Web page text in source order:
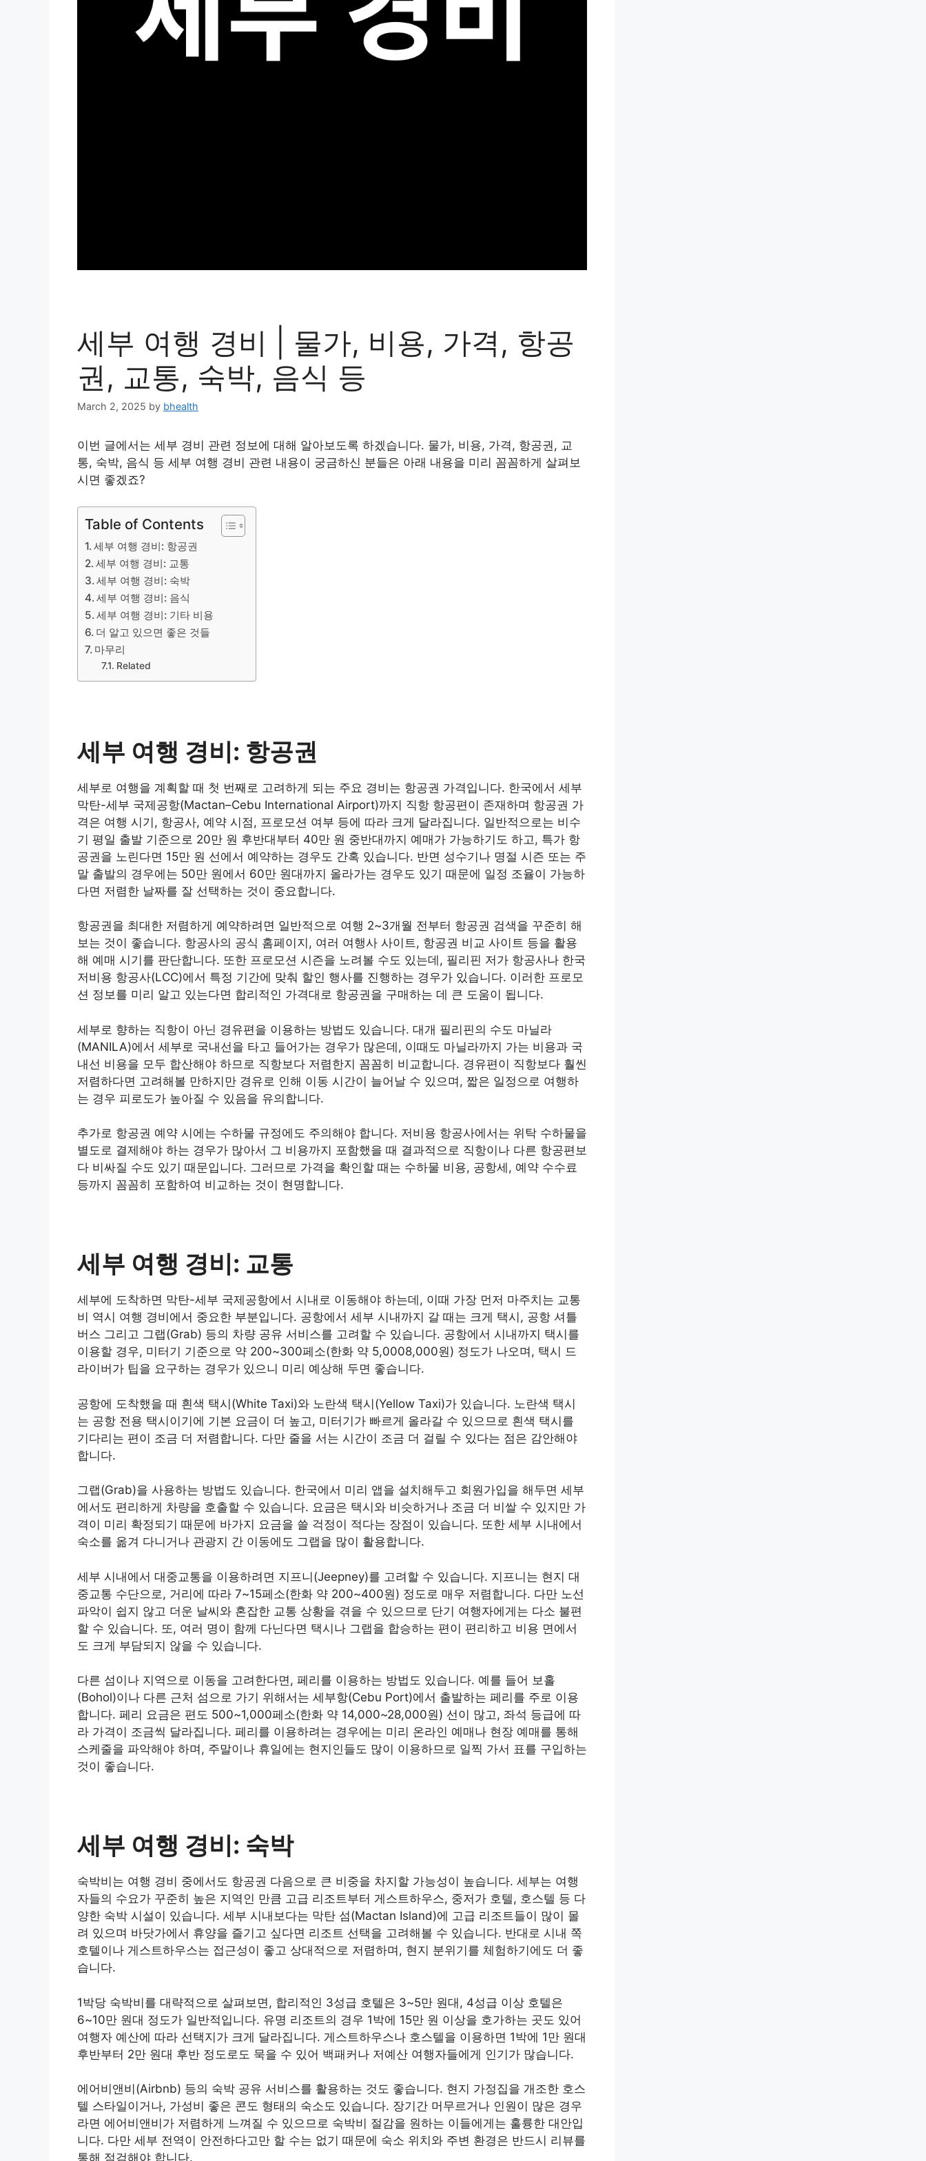
세부 여행 경비 | 물가, 비용, 가격, 항공
권, 교통, 숙박, 음식 등
March 2, 2025 by bhealth
이번 글에서는 세부 경비 관련 정보에 대해 알아보도록 하겠습니다. 물가, 비용, 가격, 항공권, 교
통, 숙박, 음식 등 세부 여행 경비 관련 내용이 궁금하신 분들은 아래 내용을 미리 꼼꼼하게 살펴보
시면 좋겠죠?
Table of Contents
세부 여행 경비: 항공권
세부 여행 경비: 교통
세부 여행 경비: 숙박
세부 여행 경비: 음식
세부 여행 경비: 기타 비용
더 알고 있으면 좋은 것들
마무리
Related
세부 여행 경비: 항공권
세부로 여행을 계획할 때 첫 번째로 고려하게 되는 주요 경비는 항공권 가격입니다. 한국에서 세부
막탄-세부 국제공항(Mactan–Cebu International Airport)까지 직항 항공편이 존재하며 항공권 가
격은 여행 시기, 항공사, 예약 시점, 프로모션 여부 등에 따라 크게 달라집니다. 일반적으로는 비수
기 평일 출발 기준으로 20만 원 후반대부터 40만 원 중반대까지 예매가 가능하기도 하고, 특가 항
공권을 노린다면 15만 원 선에서 예약하는 경우도 간혹 있습니다. 반면 성수기나 명절 시즌 또는 주
말 출발의 경우에는 50만 원에서 60만 원대까지 올라가는 경우도 있기 때문에 일정 조율이 가능하
다면 저렴한 날짜를 잘 선택하는 것이 중요합니다.
항공권을 최대한 저렴하게 예약하려면 일반적으로 여행 2~3개월 전부터 항공권 검색을 꾸준히 해
보는 것이 좋습니다. 항공사의 공식 홈페이지, 여러 여행사 사이트, 항공권 비교 사이트 등을 활용
해 예매 시기를 판단합니다. 또한 프로모션 시즌을 노려볼 수도 있는데, 필리핀 저가 항공사나 한국
저비용 항공사(LCC)에서 특정 기간에 맞춰 할인 행사를 진행하는 경우가 있습니다. 이러한 프로모
션 정보를 미리 알고 있는다면 합리적인 가격대로 항공권을 구매하는 데 큰 도움이 됩니다.
세부로 향하는 직항이 아닌 경유편을 이용하는 방법도 있습니다. 대개 필리핀의 수도 마닐라
(MANILA)에서 세부로 국내선을 타고 들어가는 경우가 많은데, 이때도 마닐라까지 가는 비용과 국
내선 비용을 모두 합산해야 하므로 직항보다 저렴한지 꼼꼼히 비교합니다. 경유편이 직항보다 훨씬
저렴하다면 고려해볼 만하지만 경유로 인해 이동 시간이 늘어날 수 있으며, 짧은 일정으로 여행하
는 경우 피로도가 높아질 수 있음을 유의합니다.
추가로 항공권 예약 시에는 수하물 규정에도 주의해야 합니다. 저비용 항공사에서는 위탁 수하물을
별도로 결제해야 하는 경우가 많아서 그 비용까지 포함했을 때 결과적으로 직항이나 다른 항공편보
다 비싸질 수도 있기 때문입니다. 그러므로 가격을 확인할 때는 수하물 비용, 공항세, 예약 수수료
등까지 꼼꼼히 포함하여 비교하는 것이 현명합니다.
세부 여행 경비: 교통
세부에 도착하면 막탄-세부 국제공항에서 시내로 이동해야 하는데, 이때 가장 먼저 마주치는 교통
비 역시 여행 경비에서 중요한 부분입니다. 공항에서 세부 시내까지 갈 때는 크게 택시, 공항 셔틀
버스 그리고 그랩(Grab) 등의 차량 공유 서비스를 고려할 수 있습니다. 공항에서 시내까지 택시를
이용할 경우, 미터기 기준으로 약 200~300페소(한화 약 5,0008,000원) 정도가 나오며, 택시 드
라이버가 팁을 요구하는 경우가 있으니 미리 예상해 두면 좋습니다.
공항에 도착했을 때 흰색 택시(White Taxi)와 노란색 택시(Yellow Taxi)가 있습니다. 노란색 택시
는 공항 전용 택시이기에 기본 요금이 더 높고, 미터기가 빠르게 올라갈 수 있으므로 흰색 택시를
기다리는 편이 조금 더 저렴합니다. 다만 줄을 서는 시간이 조금 더 걸릴 수 있다는 점은 감안해야
합니다.
그랩(Grab)을 사용하는 방법도 있습니다. 한국에서 미리 앱을 설치해두고 회원가입을 해두면 세부
에서도 편리하게 차량을 호출할 수 있습니다. 요금은 택시와 비슷하거나 조금 더 비쌀 수 있지만 가
격이 미리 확정되기 때문에 바가지 요금을 쓸 걱정이 적다는 장점이 있습니다. 또한 세부 시내에서
숙소를 옮겨 다니거나 관광지 간 이동에도 그랩을 많이 활용합니다.
세부 시내에서 대중교통을 이용하려면 지프니(Jeepney)를 고려할 수 있습니다. 지프니는 현지 대
중교통 수단으로, 거리에 따라 7~15페소(한화 약 200~400원) 정도로 매우 저렴합니다. 다만 노선
파악이 쉽지 않고 더운 날씨와 혼잡한 교통 상황을 겪을 수 있으므로 단기 여행자에게는 다소 불편
할 수 있습니다. 또, 여러 명이 함께 다닌다면 택시나 그랩을 합승하는 편이 편리하고 비용 면에서
도 크게 부담되지 않을 수 있습니다.
다른 섬이나 지역으로 이동을 고려한다면, 페리를 이용하는 방법도 있습니다. 예를 들어 보홀
(Bohol)이나 다른 근처 섬으로 가기 위해서는 세부항(Cebu Port)에서 출발하는 페리를 주로 이용
합니다. 페리 요금은 편도 500~1,000페소(한화 약 14,000~28,000원) 선이 많고, 좌석 등급에 따
라 가격이 조금씩 달라집니다. 페리를 이용하려는 경우에는 미리 온라인 예매나 현장 예매를 통해
스케줄을 파악해야 하며, 주말이나 휴일에는 현지인들도 많이 이용하므로 일찍 가서 표를 구입하는
것이 좋습니다.
세부 여행 경비: 숙박
숙박비는 여행 경비 중에서도 항공권 다음으로 큰 비중을 차지할 가능성이 높습니다. 세부는 여행
자들의 수요가 꾸준히 높은 지역인 만큼 고급 리조트부터 게스트하우스, 중저가 호텔, 호스텔 등 다
양한 숙박 시설이 있습니다. 세부 시내보다는 막탄 섬(Mactan Island)에 고급 리조트들이 많이 몰
려 있으며 바닷가에서 휴양을 즐기고 싶다면 리조트 선택을 고려해볼 수 있습니다. 반대로 시내 쪽
호텔이나 게스트하우스는 접근성이 좋고 상대적으로 저렴하며, 현지 분위기를 체험하기에도 더 좋
습니다.
1박당 숙박비를 대략적으로 살펴보면, 합리적인 3성급 호텔은 3~5만 원대, 4성급 이상 호텔은
6~10만 원대 정도가 일반적입니다. 유명 리조트의 경우 1박에 15만 원 이상을 호가하는 곳도 있어
여행자 예산에 따라 선택지가 크게 달라집니다. 게스트하우스나 호스텔을 이용하면 1박에 1만 원대
후반부터 2만 원대 후반 정도로도 묵을 수 있어 백패커나 저예산 여행자들에게 인기가 많습니다.
에어비앤비(Airbnb) 등의 숙박 공유 서비스를 활용하는 것도 좋습니다. 현지 가정집을 개조한 호스
텔 스타일이거나, 가성비 좋은 콘도 형태의 숙소도 있습니다. 장기간 머무르거나 인원이 많은 경우
라면 에어비앤비가 저렴하게 느껴질 수 있으므로 숙박비 절감을 원하는 이들에게는 훌륭한 대안입
니다. 다만 세부 전역이 안전하다고만 할 수는 없기 때문에 숙소 위치와 주변 환경은 반드시 리뷰를
통해 점검해야 합니다.